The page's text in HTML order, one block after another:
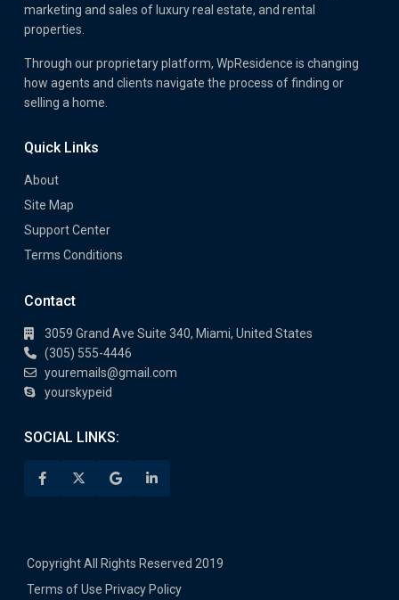
marketing and sales of luxury real estate, and rental
properties.
Through our proprietary platform, WpResidence is changing
how agents and clients navigate the process of finding or
selling a home.
Quick Links
About
Site Map
Support Center
Terms Conditions
Contact
3059 Grand Ave Suite 340, Miami, United States
(305) 555-4446
youremails@gmail.com
yourskypeid
SOCIAL LINKS:
Copyright All Rights Reserved 2019
Terms of Use Privacy Policy